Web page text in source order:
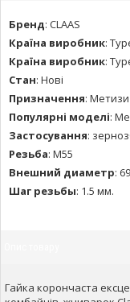
Бренд: CLAAS
Країна виробник:
Країна виробник:
Стан: Нові
Призначення: Метизи
Популярні моделі:
Застосування:
Резьба: М55
Внешний диаметр:
Шаг резьбы: 1.5 мм.
Гайка корончаста